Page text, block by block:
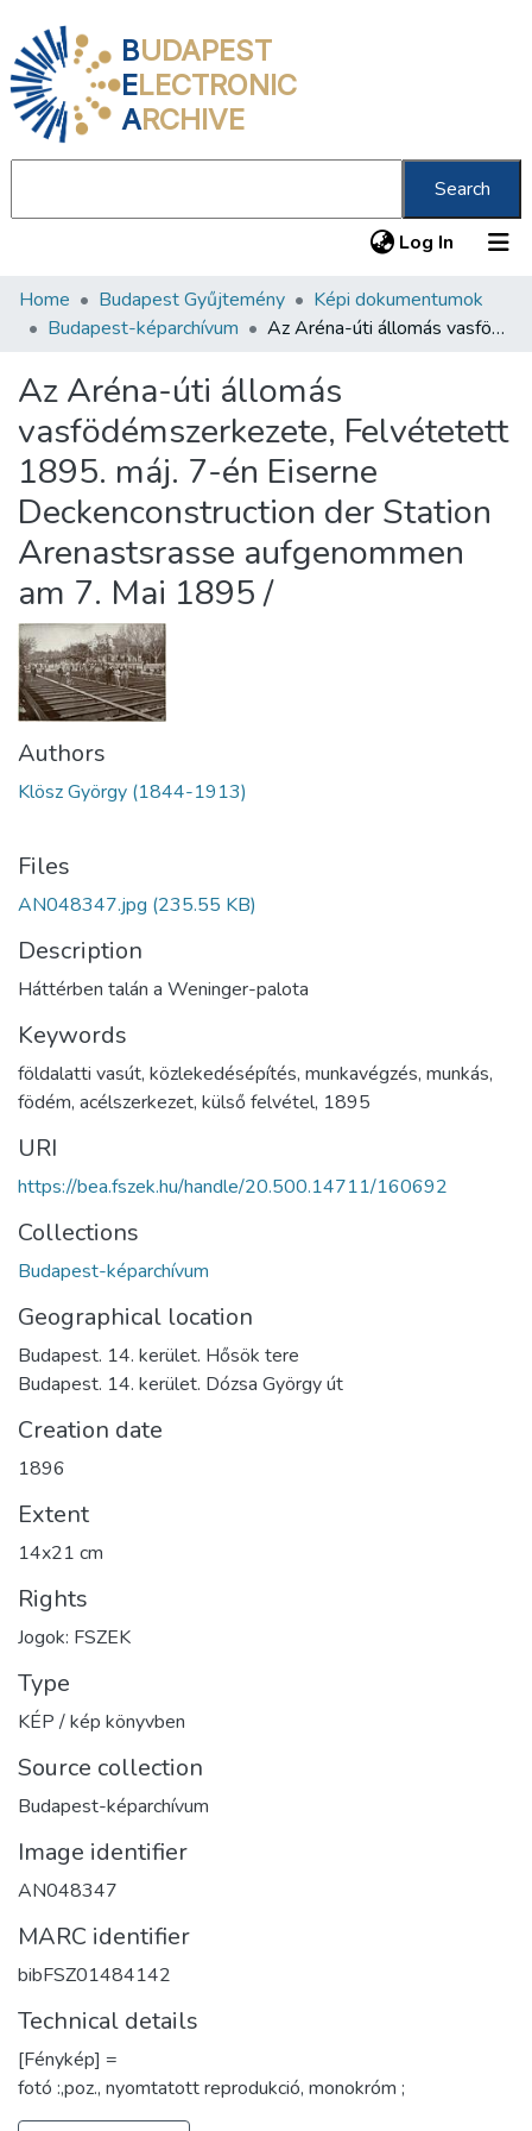
BUDAPEST
ELECTRONIC
ARCHIVE
Search
Log In (current)
Communities & Collections
Statistics
About us
Home Budapest Gyűjtemény
Képi dokumentumok
Budapest-képarchívum
Az Aréna-úti állomás vasfödémszerkezete, Felvétetett 1895. máj. 7-én Eiserne Deckenconstruction der Station Arenastsrasse aufgenommen am 7. Mai 1895 /
Az Aréna-úti állomás
vasfödémszerkezete, Felvétetett
1895. máj. 7-én Eiserne
Deckenconstruction der Station
Arenastsrasse aufgenommen
am 7. Mai 1895 /
Authors
Klösz György (1844-1913)
Files
AN048347.jpg (235.55 KB)
Description
Háttérben talán a Weninger-palota
Keywords
földalatti vasút, közlekedésépítés, munkavégzés, munkás,
födém, acélszerkezet, külső felvétel, 1895
URI
https://bea.fszek.hu/handle/20.500.14711/160692
Collections
Budapest-képarchívum
Geographical location
Budapest. 14. kerület. Hősök tere
Budapest. 14. kerület. Dózsa György út
Creation date
1896
Extent
14x21 cm
Rights
Jogok: FSZEK
Type
KÉP / kép könyvben
Source collection
Budapest-képarchívum
Image identifier
AN048347
MARC identifier
bibFSZ01484142
Technical details
[Fénykép] =
fotó :,poz., nyomtatott reprodukció, monokróm ;